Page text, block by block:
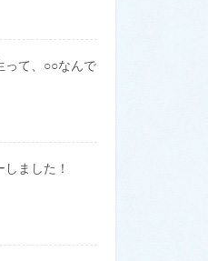
って、○○なんで
ました！